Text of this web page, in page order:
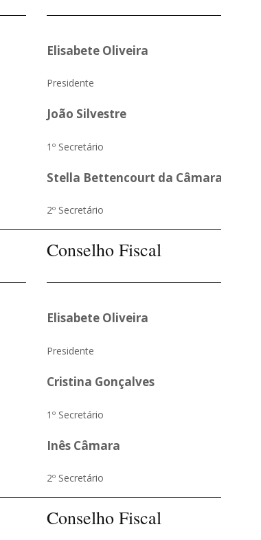
Elisabete Oliveira
Presidente
João Silvestre
1º Secretário
Stella Bettencourt da Câmara
2º Secretário
Conselho Fiscal
Elisabete Oliveira
Presidente
Cristina Gonçalves
1º Secretário
Inês Câmara
2º Secretário
Conselho Fiscal